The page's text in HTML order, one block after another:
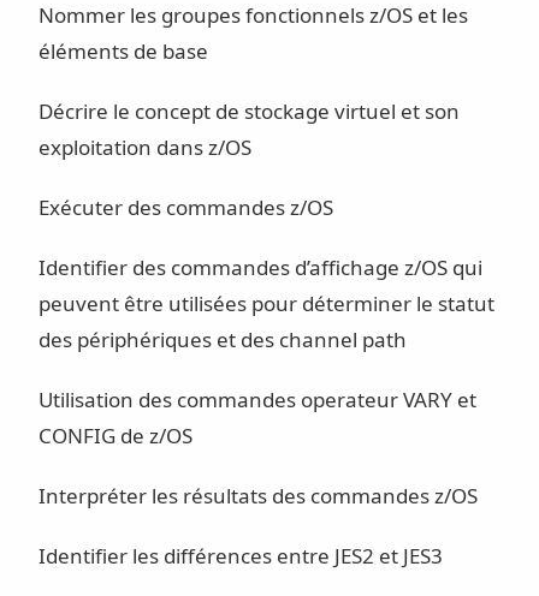
Nommer les groupes fonctionnels z/OS et les
éléments de base
Décrire le concept de stockage virtuel et son
exploitation dans z/OS
Exécuter des commandes z/OS
Identifier des commandes d’affichage z/OS qui
peuvent être utilisées pour déterminer le statut
des périphériques et des channel path
Utilisation des commandes operateur VARY et
CONFIG de z/OS
Interpréter les résultats des commandes z/OS
Identifier les différences entre JES2 et JES3